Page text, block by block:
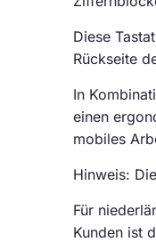
Diese
Rückseite
In
einen
mobiles
Hinweis:
Für
Kunden ist